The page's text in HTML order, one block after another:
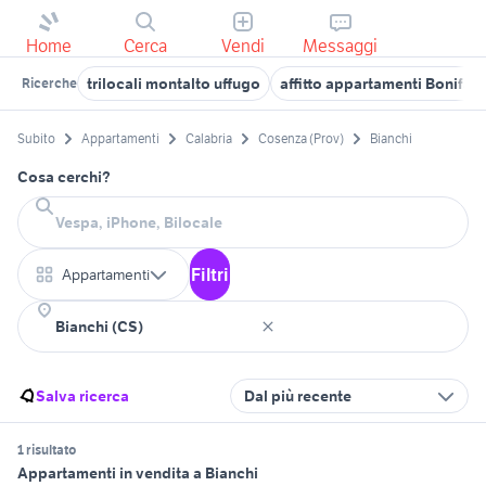
Home Cerca Vendi Messaggi
Ricerche trilocali montalto uffugo affitto appartamenti Bonifati
Subito Appartamenti Calabria Cosenza (Prov) Bianchi
Cosa cerchi?
Appartamenti Filtri
Salva ricerca Dal più recente
1 risultato
Appartamenti in vendita a Bianchi